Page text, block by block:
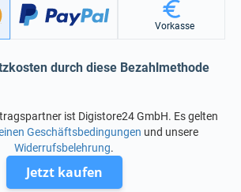
Vorkasse
durch diese Bezahlmethode
ist Digistore24 GmbH. Es gelten
Geschäftsbedingungen und unsere
Widerrufsbelehrung.
Jetzt kaufen